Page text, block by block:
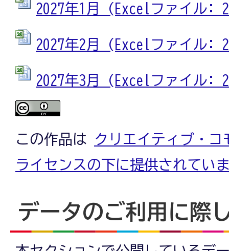
2027年1月 (Excelファイル:
2027年2月 (Excelファイル:
2027年3月 (Excelファイル:
この作品は
クリエイティブ・
ライセンスの下に提供されてい
データのご利用に際